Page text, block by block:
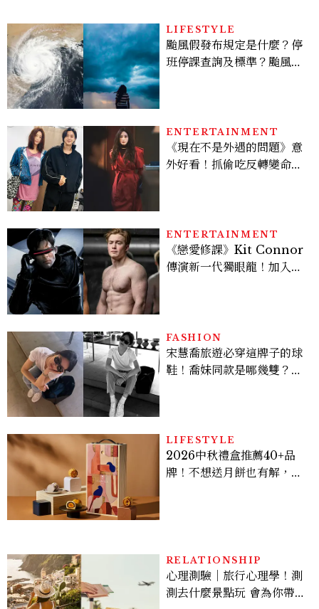
LIFESTYLE
颱風假發布規定是什麼？停
班停課查詢及標準？颱風假
ENTERTAINMENT
《現在不是外遇的問題》意
外好看！抓偷吃反轉變命
看點懶人包
ENTERTAINMENT
《戀愛修課》Kit Connor
傳演新一代獨眼龍！加入新
FASHION
宋慧喬旅遊必穿這牌子的球
鞋！喬妹同款是哪幾雙？
LIFESTYLE
2026中秋禮盒推薦40+品
牌！不想送月餅也有解，送
RELATIONSHIP
心理測驗｜旅行心理學！測
測去什麼景點玩 會為你帶來